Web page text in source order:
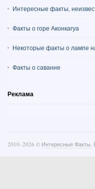
Интересные факты,
Факты о горе Аконкагуа
Некоторые факты о лампе
Факты о саванне
Реклама
2010–2026 © Интересные Факты.